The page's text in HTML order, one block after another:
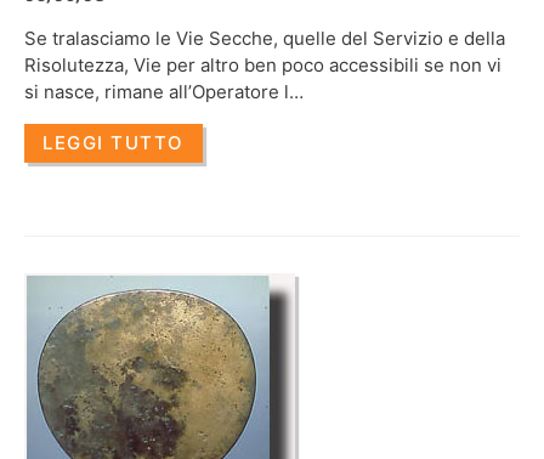
Se tralasciamo le Vie Secche, quelle del Servizio e della
Risolutezza, Vie per altro ben poco accessibili se non vi
si nasce, rimane all’Operatore l…
LEGGI TUTTO